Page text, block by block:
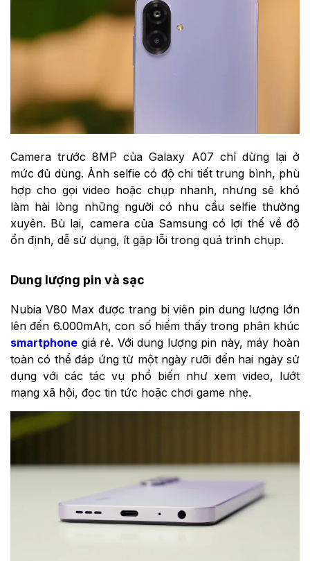
Camera trước 8MP của Galaxy A07 chỉ dừng lại ở
mức đủ dùng. Ảnh selfie có độ chi tiết trung bình, phù
hợp cho gọi video hoặc chụp nhanh, nhưng sẽ khó
làm hài lòng những người có nhu cầu selfie thường
xuyên. Bù lại, camera của Samsung có lợi thế về độ
ổn định, dễ sử dụng, ít gặp lỗi trong quá trình chụp.
Dung lượng pin và sạc
Nubia V80 Max được trang bị viên pin dung lượng lớn
lên đến 6.000mAh, con số hiếm thấy trong phân khúc
smartphone giá rẻ. Với dung lượng pin này, máy hoàn
toàn có thể đáp ứng từ một ngày rưỡi đến hai ngày sử
dụng với các tác vụ phổ biến như xem video, lướt
mạng xã hội, đọc tin tức hoặc chơi game nhẹ.